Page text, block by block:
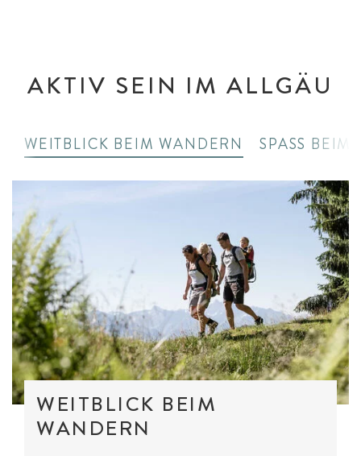
AKTIV SEIN IM ALLGÄU
WEITBLICK BEIM WANDERN SPASS BEIM
WEITBLICK BEIM
WANDERN